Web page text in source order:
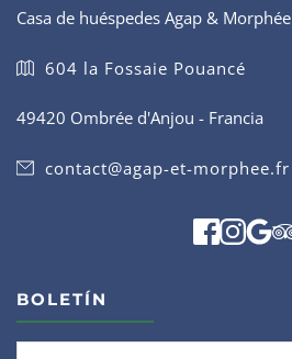
Casa de huéspedes Agap & Morphée
604 la Fossaie Pouancé
49420 Ombrée d'Anjou - Francia
contact@agap-et-morphee.fr
BOLETÍN